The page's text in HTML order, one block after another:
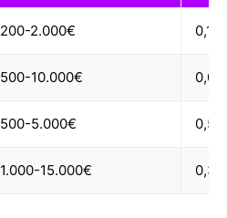
200-2.000€ 0,1-
500-10.000€
500-5.000€ 0,5-
1.000-15.000€ 0,3-